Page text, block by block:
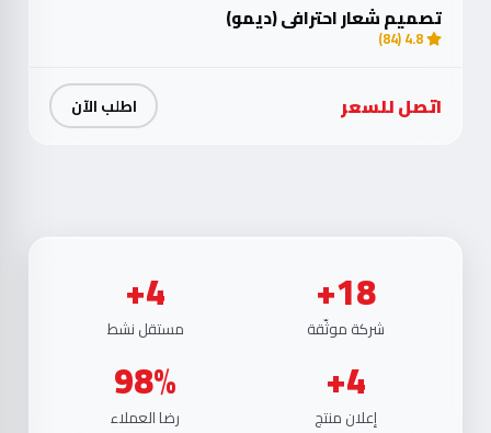
تصميم شعار احترافي (ديمو)
4.8 (84)
اتصل للسعر اطلب الآن
18+
شركة موثّقة
4+
مستقل نشط
4+
إعلان منتج
98%
رضا العملاء